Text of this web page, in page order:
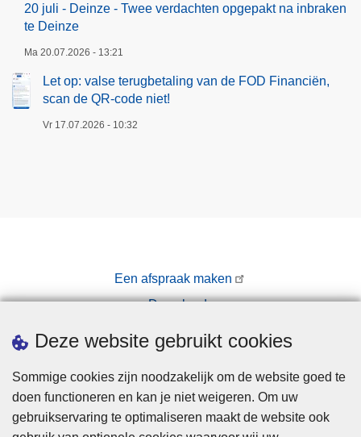
Deze website gebruikt cookies
Sommige cookies zijn noodzakelijk om de website goed te
doen functioneren en kan je niet weigeren. Om uw
gebruikservaring te optimaliseren maakt de website ook
20 juli - Deinze - Twee verdachten opgepakt na inbraken
te Deinze
Ma 20.07.2026 - 13:21
Let op: valse terugbetaling van de FOD Financiën,
scan de QR-code niet!
Vr 17.07.2026 - 10:32
Een afspraak maken
Downloads